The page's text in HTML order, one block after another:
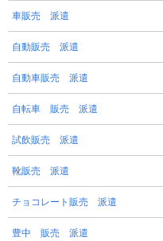
車販売 派遣
自動販売 派遣
自動車販売 派遣
自転車 販売 派遣
試飲販売 派遣
靴販売 派遣
チョコレート販売 派遣
豊中 販売 派遣